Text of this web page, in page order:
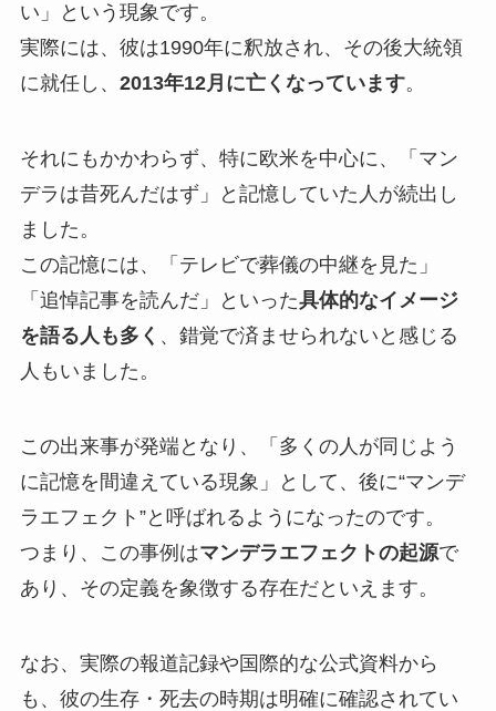
い」という現象です。
実際には、彼は1990年に釈放され、その後大統領
に就任し、 2013年12月に亡くなっています。
それにもかかわらず、特に欧米を中心に、「マン
デラは昔死んだはず」と記憶していた人が続出し
ました。
この記憶には、「テレビで葬儀の中継を見た」
「追悼記事を読んだ」といった具体的なイメージ
を語る人も多く 、錯覚で済ませられないと感じる
人もいました。
この出来事が発端となり、「多くの人が同じよう
に記憶を間違えている現象」として、後に“マンデ
ラエフェクト”と呼ばれるようになったのです。
つまり、この事例はマンデラエフェクトの起源で
あり、その定義を象徴する存在だといえます。
なお、実際の報道記録や国際的な公式資料から
も、彼の生存・死去の時期は明確に確認されてい